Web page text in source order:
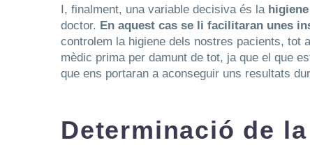
I, finalment, una variable decisiva és la
doctor. En aquest cas se li facilitaran unes
controlem la higiene dels nostres pacients, tot
mèdic prima per damunt de tot, ja que el que
que ens portaran a aconseguir uns resultats
Determinació de